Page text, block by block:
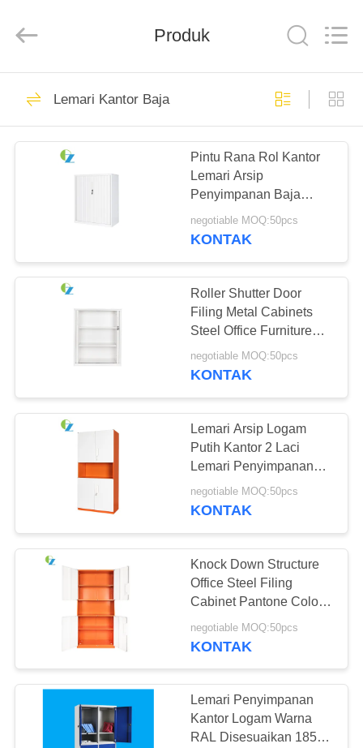
RUMAH
PRODUK
TENTANG
TUR
PABRIK
KONTROL
KUALITAS
HUBUNGI
PERMINTAAN
PENAWARAN
SITEMAP
PRIVACY
POLICY
Loker Kantor Baja
194
Lemari Kantor Baja
198
Lemari File Lateral
Kantor
Lemari Arsip Baja
Vertikal
68
Produk
Lemari Kantor Baja
Pintu Rana Rol Kantor
Lemari Arsip
Penyimpanan Baja
Lemari Pintu Tambour
negotiable MOQ:50pcs
KONTAK
Roller Shutter Door
Filing Metal Cabinets
Steel Office Furniture
Pintu Tambour
negotiable MOQ:50pcs
KONTAK
Lemari Arsip Logam
Putih Kantor 2 Laci
Lemari Penyimpanan
Arsip Baja
negotiable MOQ:50pcs
KONTAK
Knock Down Structure
Office Steel Filing
Cabinet Pantone Color
Adjustable
negotiable MOQ:50pcs
KONTAK
Lemari Penyimpanan
Kantor Logam Warna
RAL Disesuaikan 1850 *